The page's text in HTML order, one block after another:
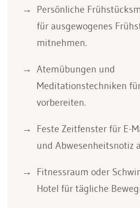
Persönliche
für ausgewogenes
mitnehmen.
Atemübungen und
Meditationstechniken
vorbereiten.
Feste Zeitfenster für E-
und Abwesenheitsnotiz
Fitnessraum oder
Hotel für tägliche